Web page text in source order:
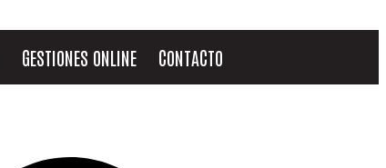
GESTIONES ONLINE CONTACTO